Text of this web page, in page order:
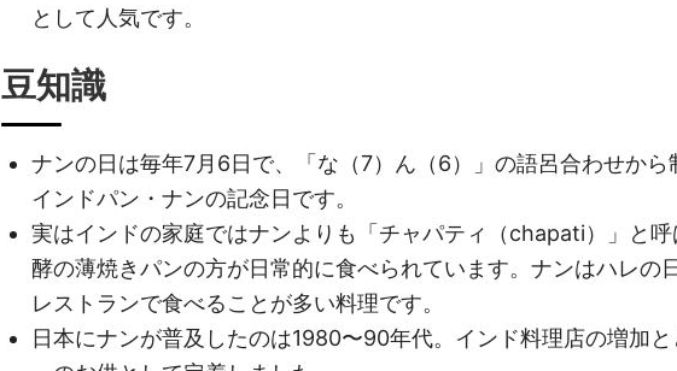
として人気です。
豆知識
ナンの日は毎年7月6日で、「な（7）ん（6）」の語呂合わせから
インドパン・ナンの記念日です。
実はインドの家庭ではナンよりも「チャパティ（chapati）」と呼
酵の薄焼きパンの方が日常的に食べられています。ナンはハレの
レストランで食べることが多い料理です。
日本にナンが普及したのは1980〜90年代。インド料理店の増加と